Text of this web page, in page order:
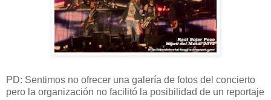
PD: Sentimos no ofrecer una galería de fotos del concierto
pero la organización no facilitó la posibilidad de un reportaje